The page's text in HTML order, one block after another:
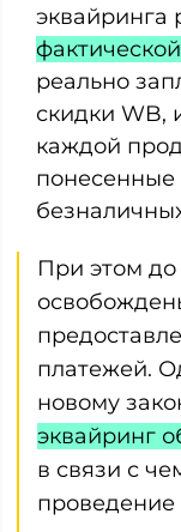
эквайринга
реально
скидки WB,
каждой
понесенные
При этом
платежей.
новому
эквайринг
в связи с